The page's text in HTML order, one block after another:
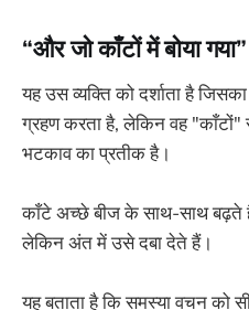
“और जो काँटों में बोया गया”
यह उस व्यक्ति को दर्शाता है
ग्रहण करता है, लेकिन वह "काँटों"
भटकाव का प्रतीक है।
काँटे अच्छे बीज के साथ-साथ बढ़ते
लेकिन अंत में उसे दबा देते हैं।
यह बताता है कि समस्या वचन को